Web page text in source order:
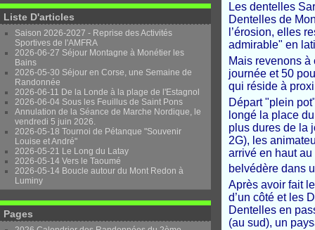
Liste D'articles
Saison 2026-2027 - Reprise des Activités
Sportives de l'AMFRA
2026-06-27 Séjour Montagne à Monétier les
Bains
2026-05-30 Séjour en Corse, une Semaine de
Randonnée
2026-06-11 De la Londe à la plage de l'Estagnol
2026-06-04 Sous les Feuillus de Saint Pons
Annulation de la Séance de Marche Nordique, le
vendredi 5 juin 2026.
2026-05-18 Tournoi de Pétanque "Souvenir
Louise et André"
2026-05-21 Le Long du Latay
2026-05-14 Vers le Taoumé
2026-05-14 Boucle autour du Mont Redon à
Luminy
Pages
Les dentelles
Dentelles de
l’érosion, elles
admirable" en
Mais revenons
journée et 50
qui réside à
Départ "plein
longé la place
plus dures de la
2G), les
arrivé en haut
belvédère dans
Après avoir fait
d’un côté et les
Dentelles en
(au sud), un